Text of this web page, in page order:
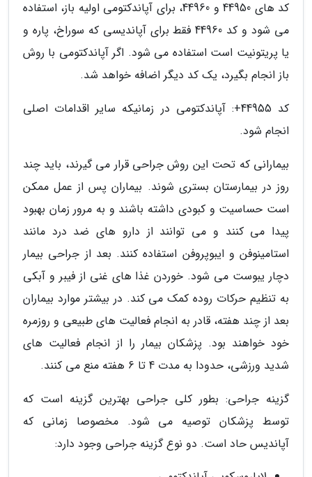
کد های 44950 و 44960، برای آپاندکتومی اولیه باز، استفاده
می شود و کد 44960 فقط برای آپاندیسی که سوراخ، پاره و
یا پریتونیت است استفاده می شود. اگر آپاندکتومی با روش
باز انجام بگیرد، یک کد دیگر اضافه خواهد شد.
کد 44955+: آپاندکتومی در زمانیکه سایر اقدامات اصلی
انجام شود.
بیمارانی که تحت این روش جراحی قرار می گیرند، باید چند
روز در بیمارستان بستری شوند. بیماران پس از عمل ممکن
است حساسیت و کبودی داشته باشند و به مرور زمان بهبود
پیدا می کنند و می توانند از دارو های ضد درد مانند
استامینوفن و ایبوپروفن استفاده کنند. بعد از جراحی بیمار
دچار یبوست می شود. خوردن غذا های غنی از فیبر و آبکی
به تنظیم حرکات روده کمک می کند. در بیشتر موارد بیماران
بعد از چند هفته، قادر به انجام فعالیت های طبیعی و روزمره
خود خواهند بود. پزشکان بیمار را از انجام فعالیت های
شدید ورزشی، حدودا به مدت 4 تا 6 هفته منع می کنند.
گزینه جراحی: بطور کلی جراحی بهترین گزینه است که
توسط پزشکان توصیه می شود. مخصوصا زمانی که
آپاندیس حاد است. دو نوع گزینه جراحی وجود دارد: